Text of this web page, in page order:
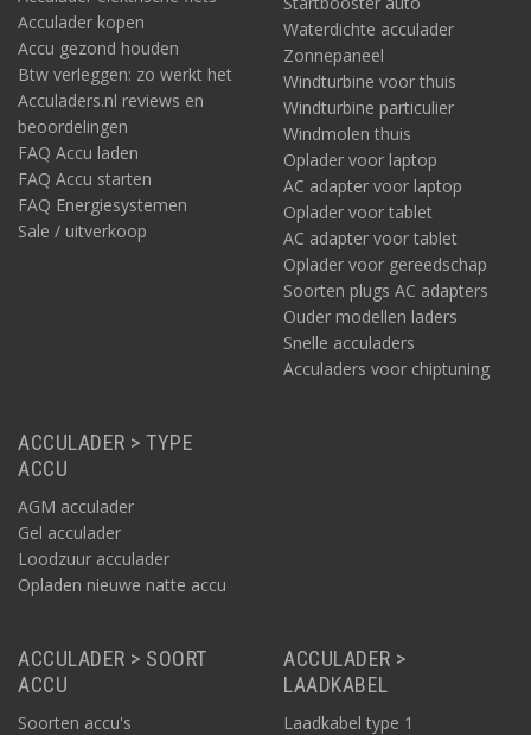
Acculader kopen
Accu gezond houden
Btw verleggen: zo werkt het
Acculaders.nl reviews en
beoordelingen
FAQ Accu laden
FAQ Accu starten
FAQ Energiesystemen
Sale / uitverkoop
Waterdichte acculader
Zonnepaneel
Windturbine voor thuis
Windturbine particulier
Windmolen thuis
Oplader voor laptop
AC adapter voor laptop
Oplader voor tablet
AC adapter voor tablet
Oplader voor gereedschap
Soorten plugs AC adapters
Ouder modellen laders
Snelle acculaders
Acculaders voor chiptuning
ACCULADER > TYPE
ACCU
AGM acculader
Gel acculader
Loodzuur acculader
Opladen nieuwe natte accu
ACCULADER > SOORT
ACCU
Soorten accu's
ACCULADER >
LAADKABEL
Laadkabel type 1